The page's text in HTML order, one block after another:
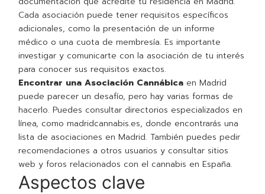
Cada asociación puede tener requisitos específicos
adicionales, como la presentación de un informe
médico o una cuota de membresía. Es importante
investigar y comunicarte con la asociación de tu interés
para conocer sus requisitos exactos.
Encontrar una Asociación Cannábica en Madrid
puede parecer un desafío, pero hay varias formas de
hacerlo. Puedes consultar directorios especializados en
línea, como madridcannabis.es, donde encontrarás una
lista de asociaciones en Madrid. También puedes pedir
recomendaciones a otros usuarios y consultar sitios
web y foros relacionados con el cannabis en España.
Aspectos clave